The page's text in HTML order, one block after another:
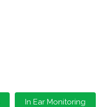
In Ear Monitoring